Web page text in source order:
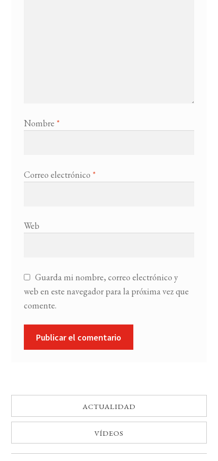
Nombre *
Correo electrónico *
Web
Guarda mi nombre, correo electrónico y
web en este navegador para la próxima vez que
comente.
ACTUALIDAD
VÍDEOS